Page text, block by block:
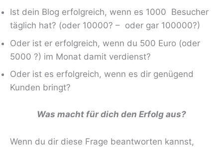
Ist dein Blog erfolgreich, wenn es 1000 Besucher
täglich hat? (oder 10000? – oder gar 100000?)
Oder ist er erfolgreich, wenn du 500 Euro (oder
5000 ?) im Monat damit verdienst?
Oder ist es erfolgreich, wenn es dir genügend
Kunden bringt?
Was macht für dich den Erfolg aus?
Wenn du dir diese Frage beantworten kannst,